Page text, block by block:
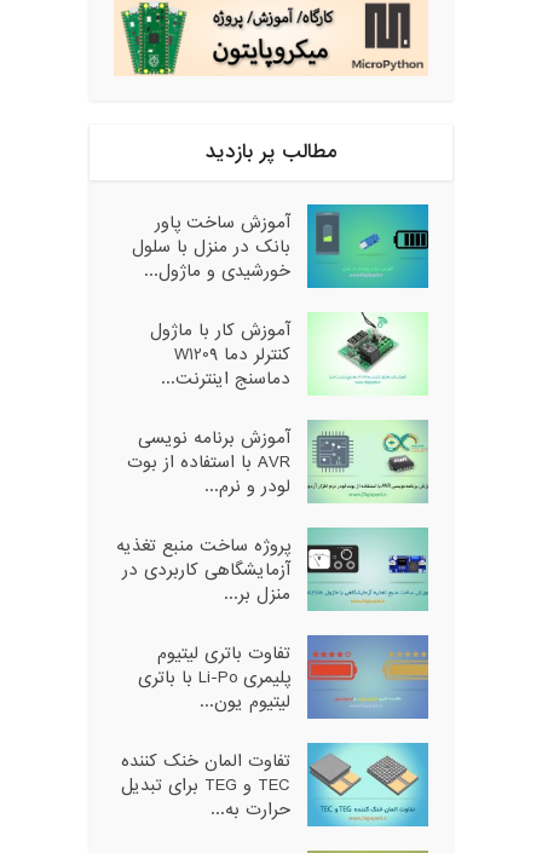
مطالب پر بازدید
آموزش ساخت پاور
بانک در منزل با سلول
خورشیدی و ماژول...
آموزش کار با ماژول
کنترلر دما W1209
دماسنج اینترنت...
آموزش برنامه نویسی
AVR با استفاده از بوت
لودر و نرم...
پروژه ساخت منبع تغذیه
آزمایشگاهی کاربردی در
منزل بر...
تفاوت باتری لیتیوم
پلیمری Li-Po با باتری
لیتیوم یون...
تفاوت المان خنک کننده
TEC و TEG برای تبدیل
حرارت به...